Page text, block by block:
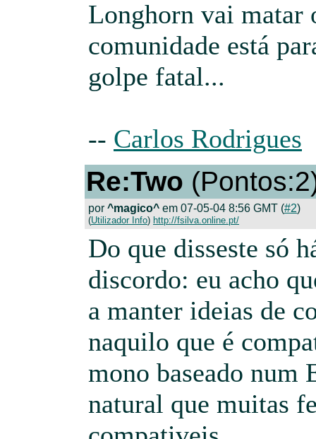
Longhorn vai matar
comunidade está
golpe fatal...
-- Carlos Rodrigues
Re:Two
por ^magico^ em 07-05-04 8:56 GMT (#2)
(Utilizador Info) http://fsilva.online.pt/
Do que disseste só
discordo: eu acho
a manter ideias de
naquilo que é
mono baseado num
natural que muitas